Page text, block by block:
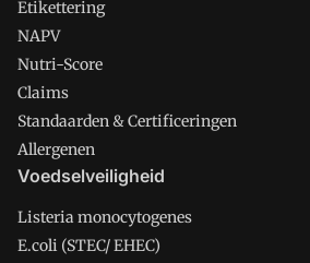
Etikettering
NAPV
Nutri-Score
Claims
Standaarden & Certificeringen
Allergenen
Voedselveiligheid
Listeria monocytogenes
E.coli (STEC/ EHEC)